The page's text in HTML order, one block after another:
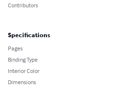
Contributors
Specifications
Pages
Binding Type
Interior Color
Dimensions